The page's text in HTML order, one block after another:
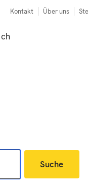
Kontakt Über uns